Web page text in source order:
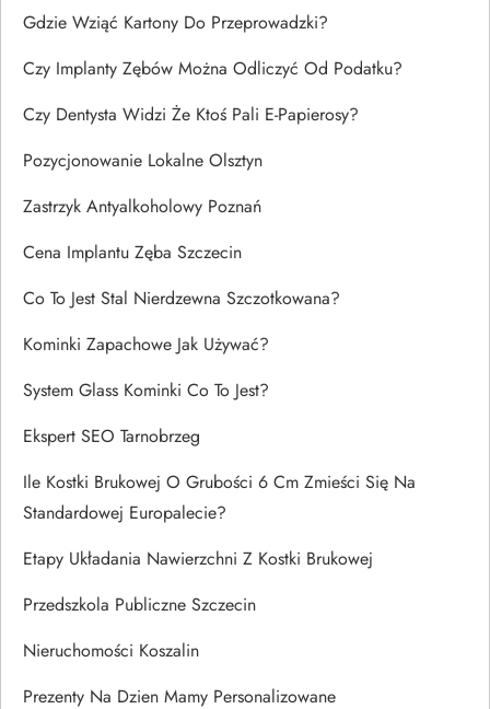
Gdzie Wziąć Kartony Do Przeprowadzki?
Czy Implanty Zębów Można Odliczyć Od Podatku?
Czy Dentysta Widzi Że Ktoś Pali E-Papierosy?
Pozycjonowanie Lokalne Olsztyn
Zastrzyk Antyalkoholowy Poznań
Cena Implantu Zęba Szczecin
Co To Jest Stal Nierdzewna Szczotkowana?
Kominki Zapachowe Jak Używać?
System Glass Kominki Co To Jest?
Ekspert SEO Tarnobrzeg
Ile Kostki Brukowej O Grubości 6 Cm Zmieści Się Na
Standardowej Europalecie?
Etapy Układania Nawierzchni Z Kostki Brukowej
Przedszkola Publiczne Szczecin
Nieruchomości Koszalin
Prezenty Na Dzien Mamy Personalizowane